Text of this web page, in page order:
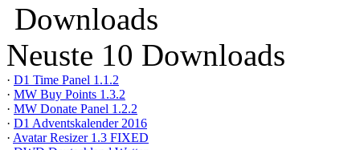
Downloads
Neuste 10 Downloads
· D1 Time Panel 1.1.2
· MW Buy Points 1.3.2
· MW Donate Panel 1.2.2
· D1 Adventskalender 2016
· Avatar Resizer 1.3 FIXED